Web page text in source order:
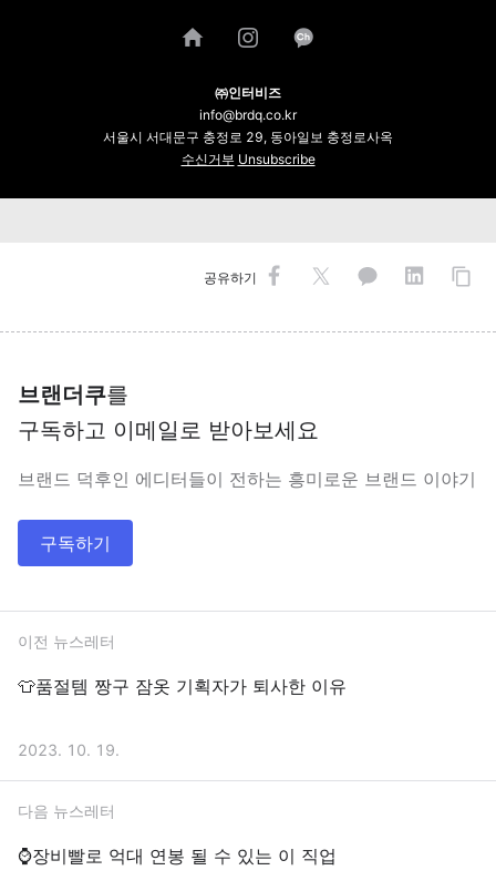
㈜인터비즈
info@brdq.co.kr
서울시 서대문구 충정로 29, 동아일보 충정로사옥
수신거부 Unsubscribe
공유하기
브랜더쿠를
구독하고 이메일로 받아보세요
브랜드 덕후인 에디터들이 전하는 흥미로운 브랜드 이야기
구독하기
이전 뉴스레터
👕품절템 짱구 잠옷 기획자가 퇴사한 이유
2023. 10. 19.
다음 뉴스레터
⌚장비빨로 억대 연봉 될 수 있는 이 직업